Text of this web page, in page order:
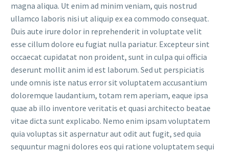
magna aliqua. Ut enim ad minim veniam, quis nostrud
ullamco laboris nisi ut aliquip ex ea commodo consequat.
Duis aute irure dolor in reprehenderit in voluptate velit
esse cillum dolore eu fugiat nulla pariatur. Excepteur sint
occaecat cupidatat non proident, sunt in culpa qui officia
deserunt mollit anim id est laborum. Sed ut perspiciatis
unde omnis iste natus error sit voluptatem accusantium
doloremque laudantium, totam rem aperiam, eaque ipsa
quae ab illo inventore veritatis et quasi architecto beatae
vitae dicta sunt explicabo. Nemo enim ipsam voluptatem
quia voluptas sit aspernatur aut odit aut fugit, sed quia
sequuntur magni dolores eos qui ratione voluptatem sequi